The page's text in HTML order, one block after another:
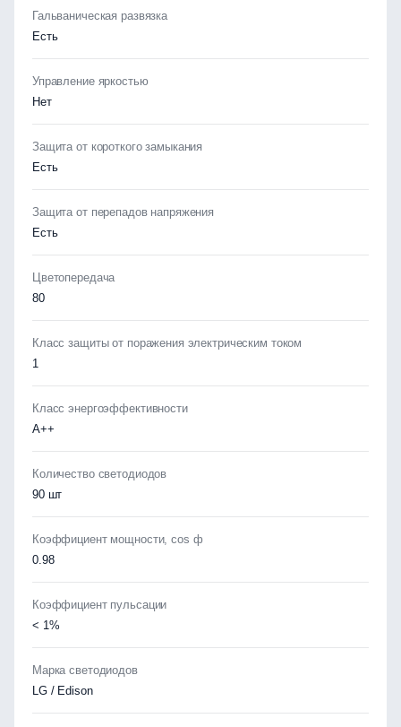
Гальваническая развязка
Есть
Управление яркостью
Нет
Защита от короткого замыкания
Есть
Защита от перепадов напряжения
Есть
Цветопередача
80
Класс защиты от поражения электрическим током
1
Класс энергоэффективности
А++
Количество светодиодов
90 шт
Коэффициент мощности, cos ф
0.98
Коэффициент пульсации
< 1%
Марка светодиодов
LG / Edison